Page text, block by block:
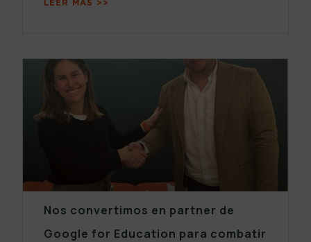
LEER MÁS >>
Nos convertimos en partner de
Google for Education para combatir